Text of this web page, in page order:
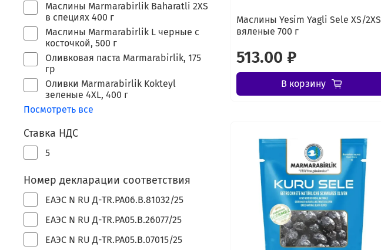
Маслины Yesim Yagli Sele XS/2XS
вяленые 700 г
513.00 ₽
В корзину
Маслины Marmarabirlik Baharatli 2XS
в специях 400 г
Маслины Marmarabirlik L черные с
косточкой, 500 г
Оливковая паста Marmarabirlik, 175
гр
Оливки Marmarabirlik Kokteyl
зеленые 4XL, 400 г
Посмотреть все
Ставка НДС
5
Номер декларации соответствия
ЕАЭС N RU Д-TR.РА06.В.81032/25
ЕАЭС N RU Д-TR.РА05.В.26077/25
ЕАЭС N RU Д-TR.РА05.В.07015/25